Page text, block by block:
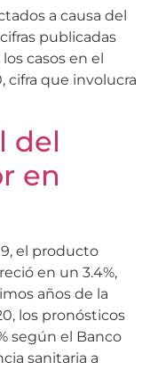
a causa del
publicadas
casos en el
cifra que involucra
del
en
el producto
en un 3.4%,
años de la
los pronósticos
según el Banco
sanitaria a